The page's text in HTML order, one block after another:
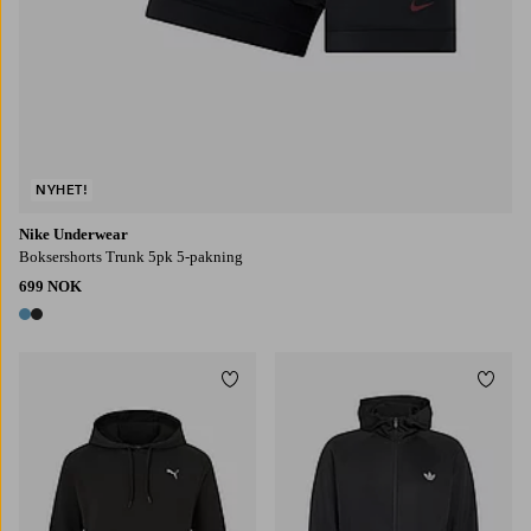
Nike Underwear
Boksershorts Trunk 5pk 5-pakning
699 NOK
2 farger
NYHET!
Legg til favoritter